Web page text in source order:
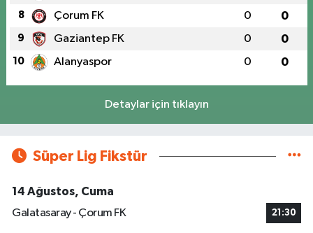
8 Çorum FK 0 0
9 Gaziantep FK 0 0
10 Alanyaspor 0 0
Detaylar için tıklayın
Süper Lig Fikstür
14 Ağustos, Cuma
Galatasaray - Çorum FK
21:30